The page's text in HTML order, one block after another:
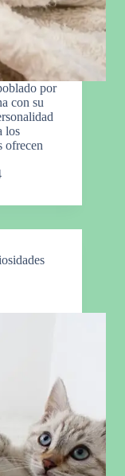
por
con su
los
ofrecen